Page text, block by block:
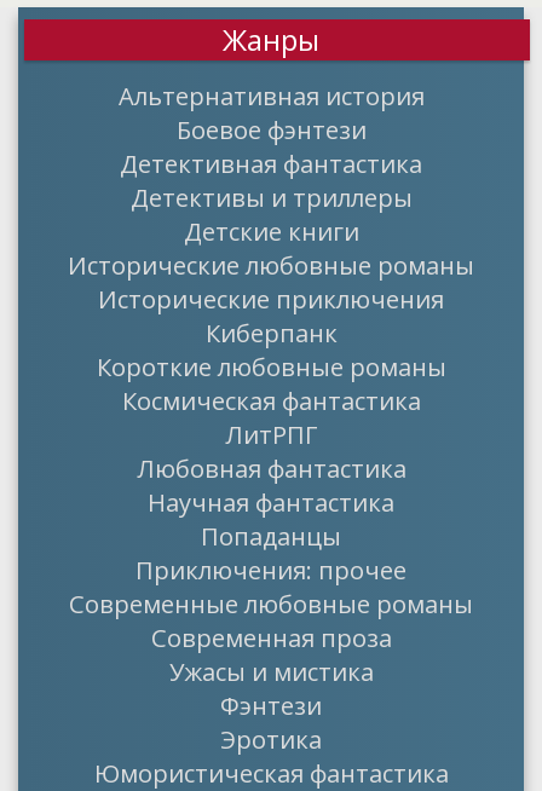
Жанры
Альтернативная история
Боевое фэнтези
Детективная фантастика
Детективы и триллеры
Детские книги
Исторические любовные романы
Исторические приключения
Киберпанк
Короткие любовные романы
Космическая фантастика
ЛитРПГ
Любовная фантастика
Научная фантастика
Попаданцы
Приключения: прочее
Современные любовные романы
Современная проза
Ужасы и мистика
Фэнтези
Эротика
Юмористическая фантастика